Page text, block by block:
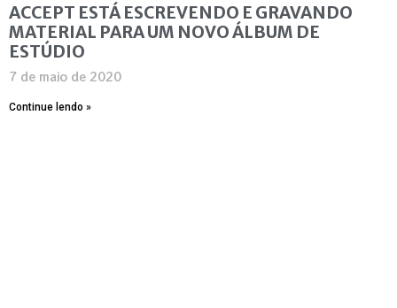
ACCEPT ESTÁ ESCREVENDO E GRAVANDO
MATERIAL PARA UM NOVO ÁLBUM DE
ESTÚDIO
7 de maio de 2020
Continue lendo »